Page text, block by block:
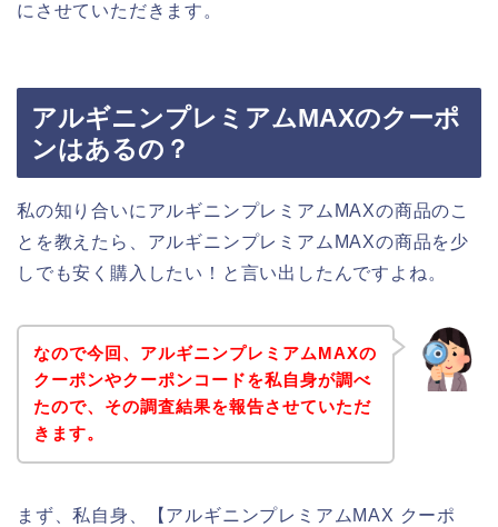
にさせていただきます。
アルギニンプレミアムMAXのクーポ
ンはあるの？
私の知り合いにアルギニンプレミアムMAXの商品のこ
とを教えたら、アルギニンプレミアムMAXの商品を少
しでも安く購入したい！と言い出したんですよね。
なので今回、アルギニンプレミアムMAXの
クーポンやクーポンコードを私自身が調べ
たので、その調査結果を報告させていただ
きます。
まず、私自身、【アルギニンプレミアムMAX クーポ